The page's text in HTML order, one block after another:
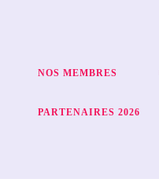
NOS MEMBRES
PARTENAIRES 2026